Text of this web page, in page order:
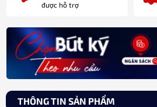
được hỗ trợ
THÔNG TIN SẢN PHẨM